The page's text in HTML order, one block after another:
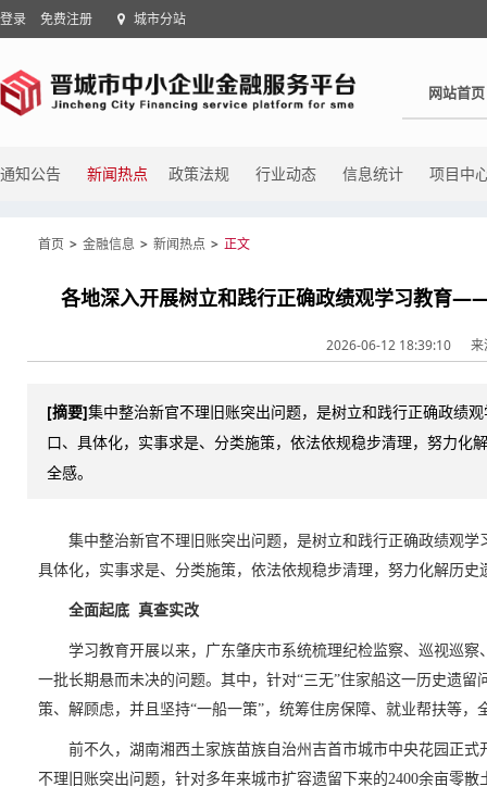
登录 免费注册 城市分站
网站首页
通知公告 新闻热点 政策法规 行业动态 信息统计 项目中
首页 > 金融信息 > 新闻热点 > 正文
各地深入开展树立和践行正确政绩观学习教育
2026-06-12 18:39:10 来
[摘要]集中整治新官不理旧账突出问题，是树立和践行正确政绩
口、具体化，实事求是、分类施策，依法依规稳步清理，努力化
全感。
集中整治新官不理旧账突出问题，是树立和践行正确政绩观学
具体化，实事求是、分类施策，依法依规稳步清理，努力化解历
全面起底 真查实改
学习教育开展以来，广东肇庆市系统梳理纪检监察、巡视巡察
一批长期悬而未决的问题。其中，针对“三无”住家船这一历史遗
策、解顾虑，并且坚持“一船一策”，统筹住房保障、就业帮扶等，
前不久，湖南湘西土家族苗族自治州吉首市城市中央花园正式
不理旧账突出问题，针对多年来城市扩容遗留下来的2400余亩零